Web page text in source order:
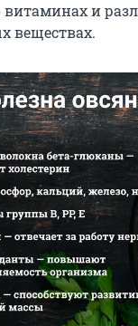
витаминах и
веществах.